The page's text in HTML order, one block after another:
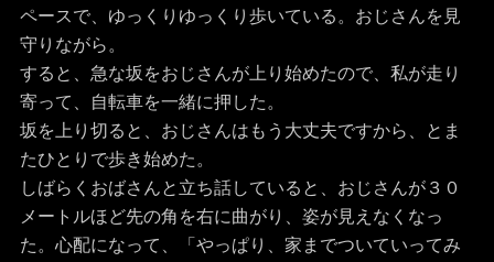
ペースで、ゆっくりゆっくり歩いている。おじさんを見
守りながら。
すると、急な坂をおじさんが上り始めたので、私が走り
寄って、自転車を一緒に押した。
坂を上り切ると、おじさんはもう大丈夫ですから、とま
たひとりで歩き始めた。
しばらくおばさんと立ち話していると、おじさんが３０
メートルほど先の角を右に曲がり、姿が見えなくなっ
た。心配になって、「やっぱり、家までついていってみ